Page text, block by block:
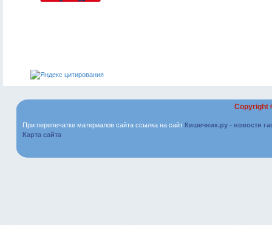
Copyright
При перепечатке материалов сайта ссылка на сайт Кишечник.ру - новости
Карта сайта